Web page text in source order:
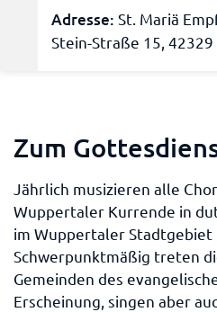
Adresse:St. Mariä
Stein-Straße 15,
Zum
Jährlich musizieren alle
Wuppertaler Kurrende in
im Wuppertaler Stadtgebiet
Schwerpunktmäßig treten
Gemeinden des
Erscheinung, singen aber